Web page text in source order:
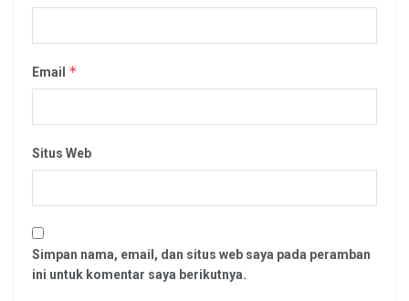
Email *
Situs Web
Simpan nama, email, dan situs web saya pada peramban
ini untuk komentar saya berikutnya.